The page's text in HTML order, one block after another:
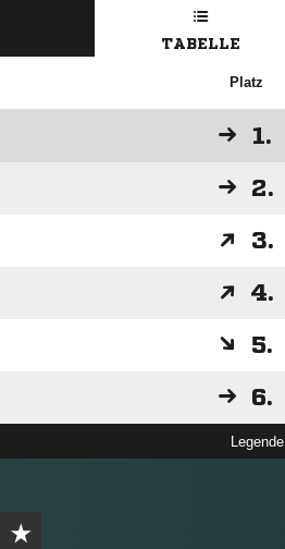
TABELLE
Platz
1.
2.
3.
4.
5.
6.
Legende